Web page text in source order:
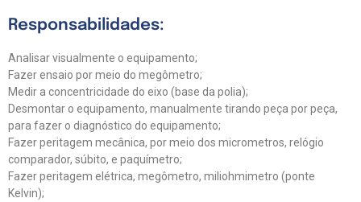
Responsabilidades:
Analisar visualmente o equipamento;
Fazer ensaio por meio do megômetro;
Medir a concentricidade do eixo (base da polia);
Desmontar o equipamento, manualmente tirando peça por peça,
para fazer o diagnóstico do equipamento;
Fazer peritagem mecânica, por meio dos micrometros, relógio
comparador, súbito, e paquímetro;
Fazer peritagem elétrica, megômetro, miliohmimetro (ponte
Kelvin);